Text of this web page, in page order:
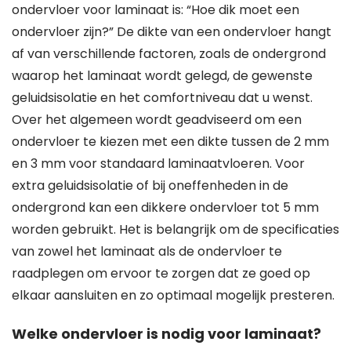
ondervloer voor laminaat is: “Hoe dik moet een
ondervloer zijn?” De dikte van een ondervloer hangt
af van verschillende factoren, zoals de ondergrond
waarop het laminaat wordt gelegd, de gewenste
geluidsisolatie en het comfortniveau dat u wenst.
Over het algemeen wordt geadviseerd om een
ondervloer te kiezen met een dikte tussen de 2 mm
en 3 mm voor standaard laminaatvloeren. Voor
extra geluidsisolatie of bij oneffenheden in de
ondergrond kan een dikkere ondervloer tot 5 mm
worden gebruikt. Het is belangrijk om de specificaties
van zowel het laminaat als de ondervloer te
raadplegen om ervoor te zorgen dat ze goed op
elkaar aansluiten en zo optimaal mogelijk presteren.
Welke ondervloer is nodig voor laminaat?